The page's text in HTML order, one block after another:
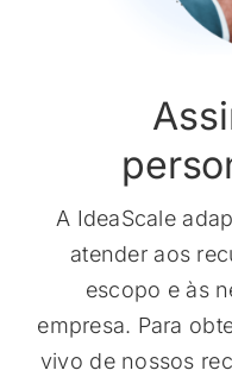
A IdeaScale
atender aos
escopo e às
empresa. Para
vivo de nossos